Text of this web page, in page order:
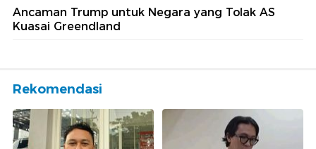
Ancaman Trump untuk Negara yang Tolak AS
Kuasai Greendland
Rekomendasi